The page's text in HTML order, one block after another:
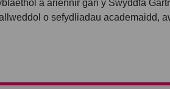
a ariennir gan y Swyddfa
o sefydliadau academaidd,